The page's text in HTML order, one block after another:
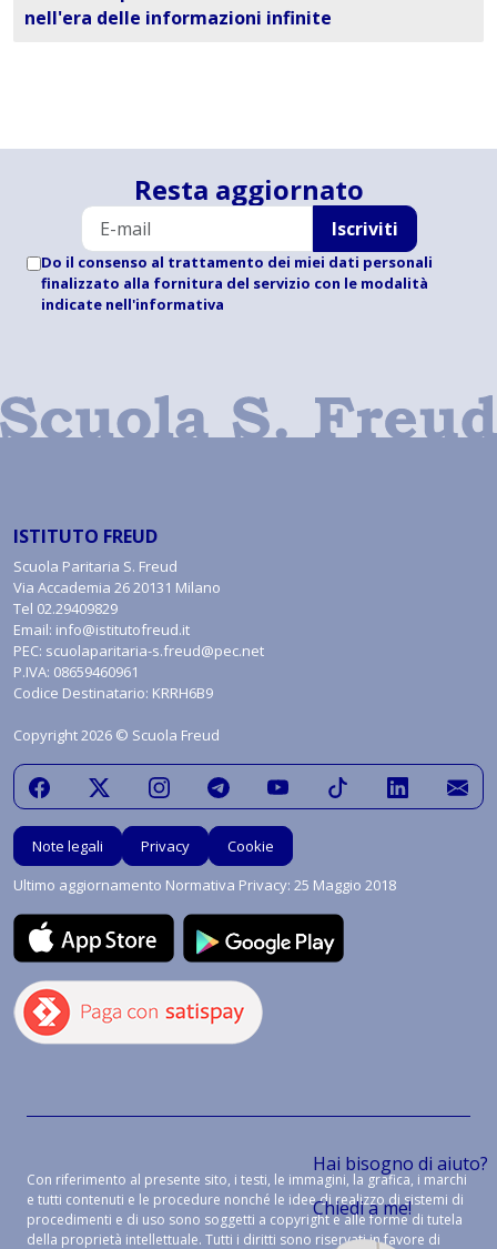
nell'era delle informazioni infinite
Hai bisogno di aiuto?
Chiedi a me!
Resta aggiornato
Iscriviti
Do il consenso al trattamento dei miei dati personali
finalizzato alla fornitura del servizio con le modalità
indicate nell'informativa
ISTITUTO FREUD
Scuola Paritaria S. Freud
Via Accademia 26 20131 Milano
Tel 02.29409829
Email: info@istitutofreud.it
PEC: scuolaparitaria-s.freud@pec.net
P.IVA: 08659460961
Codice Destinatario: KRRH6B9
Copyright 2026 © Scuola Freud
Note legali Privacy
Cookie
Ultimo aggiornamento Normativa Privacy: 25 Maggio 2018
Con riferimento al presente sito, i testi, le immagini, la grafica, i marchi
e tutti contenuti e le procedure nonché le idee di realizzo di sistemi di
procedimenti e di uso sono soggetti a copyright e alle forme di tutela
della proprietà intellettuale. Tutti i diritti sono riservati in favore di